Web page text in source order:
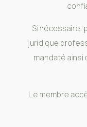
Si nécessaire,
juridique
mandaté ainsi
Le membre